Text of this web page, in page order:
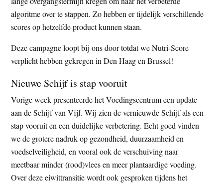
algoritme over te stappen. Zo hebben er tijdelijk verschillende
scores op hetzelfde product kunnen staan.
Deze campagne loopt bij ons door totdat we Nutri-Score
verplicht hebben gekregen in Den Haag en Brussel!
Nieuwe Schijf is stap vooruit
Vorige week presenteerde het Voedingscentrum een update
aan de Schijf van Vijf. Wij zien de vernieuwde Schijf als een
stap vooruit en een duidelijke verbetering. Echt goed vinden
we de grotere nadruk op gezondheid, duurzaamheid en
voedselveiligheid, en vooral ook de verschuiving naar
meetbaar minder (rood)vlees en meer plantaardige voeding.
Over deze eiwittransitie wordt ook gesproken tijdens het